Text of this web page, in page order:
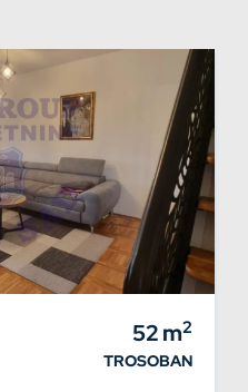
52m2
TROSOBAN